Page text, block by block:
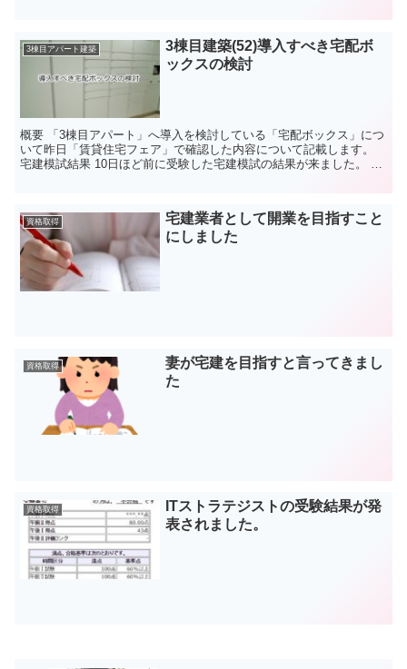
3棟目アパート建築
3棟目建築(52)導入すべき宅配ボ
ックスの検討
概要 「3棟目アパート」へ導入を検討している「宅配ボックス」につ
いて昨日「賃貸住宅フェア」で確認した内容について記載します。
宅建模試結果 10日ほど前に受験した宅建模試の結果が来ました。 自
資格取得
宅建業者として開業を目指すこと
にしました
資格取得
妻が宅建を目指すと言ってきまし
た
資格取得
ITストラテジストの受験結果が発
表されました。